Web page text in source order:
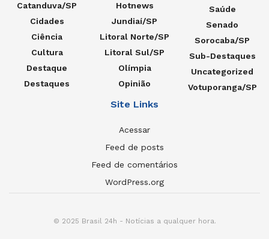
Catanduva/SP
Cidades
Ciência
Cultura
Destaque
Destaques
Hotnews
Jundiaí/SP
Litoral Norte/SP
Litoral Sul/SP
Olímpia
Opinião
Saúde
Senado
Sorocaba/SP
Sub-Destaques
Uncategorized
Votuporanga/SP
Site Links
Acessar
Feed de posts
Feed de comentários
WordPress.org
© 2025 Brasil 24h - Notícias a qualquer hora.